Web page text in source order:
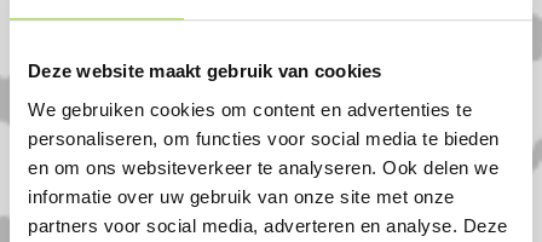
Deze website maakt gebruik van cookies
We gebruiken cookies om content en advertenties te
personaliseren, om functies voor social media te bieden
en om ons websiteverkeer te analyseren. Ook delen we
informatie over uw gebruik van onze site met onze
partners voor social media, adverteren en analyse. Deze
in Elst (utr.). U bent van harte welkom! U
Ochten, Leersum of Amerongen komt.